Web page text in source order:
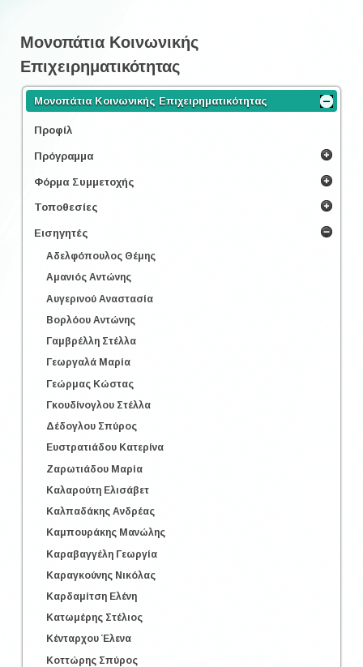
Μονοπάτια Κοινωνικής
Επιχειρηματικότητας
Μονοπάτια Κοινωνικής Επιχειρηματικότητας
Προφίλ
Πρόγραμμα
Φόρμα Συμμετοχής
Τοποθεσίες
Εισηγητές
Αδελφόπουλος Θέμης
Αμανιός Αντώνης
Αυγερινού Αναστασία
Βορλόου Αντώνης
Γαμβρέλλη Στέλλα
Γεωργαλά Μαρία
Γεώρμας Κώστας
Γκουδίνογλου Στέλλα
Δέδογλου Σπύρος
Ευστρατιάδου Κατερίνα
Ζαρωτιάδου Μαρία
Καλαρούτη Ελισάβετ
Καλπαδάκης Ανδρέας
Καμπουράκης Μανώλης
Καραβαγγέλη Γεωργία
Καραγκούνης Νικόλας
Καρδαμίτση Ελένη
Κατωμέρης Στέλιος
Κένταρχου Έλενα
Κοττώρης Σπύρος